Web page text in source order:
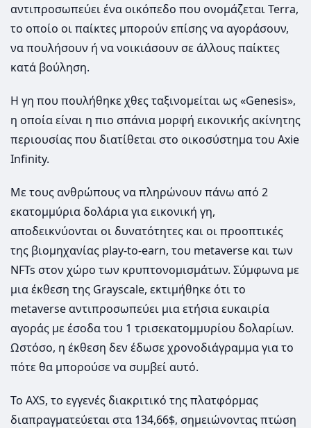
αντιπροσωπεύει ένα οικόπεδο που ονομάζεται Terra,
το οποίο οι παίκτες μπορούν επίσης να αγοράσουν,
να πουλήσουν ή να νοικιάσουν σε άλλους παίκτες
κατά βούληση.
Η γη που πουλήθηκε χθες ταξινομείται ως «Genesis»,
η οποία είναι η πιο σπάνια μορφή εικονικής ακίνητης
περιουσίας που διατίθεται στο οικοσύστημα του Axie
Infinity.
Με τους ανθρώπους να πληρώνουν πάνω από 2
εκατομμύρια δολάρια για εικονική γη,
αποδεικνύονται οι δυνατότητες και οι προοπτικές
της βιομηχανίας play-to-earn, του metaverse και των
NFTs στον χώρο των κρυπτονομισμάτων. Σύμφωνα με
μια έκθεση της Grayscale, εκτιμήθηκε ότι το
metaverse αντιπροσωπεύει μια ετήσια ευκαιρία
αγοράς με έσοδα του 1 τρισεκατομμυρίου δολαρίων.
Ωστόσο, η έκθεση δεν έδωσε χρονοδιάγραμμα για το
πότε θα μπορούσε να συμβεί αυτό.
Το AXS, το εγγενές διακριτικό της πλατφόρμας
διαπραγματεύεται στα 134,66$, σημειώνοντας πτώση